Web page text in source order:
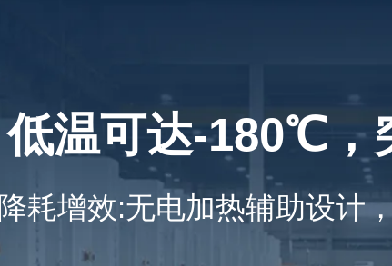
低温可达-180℃，
降耗增效:无电加热辅助设计